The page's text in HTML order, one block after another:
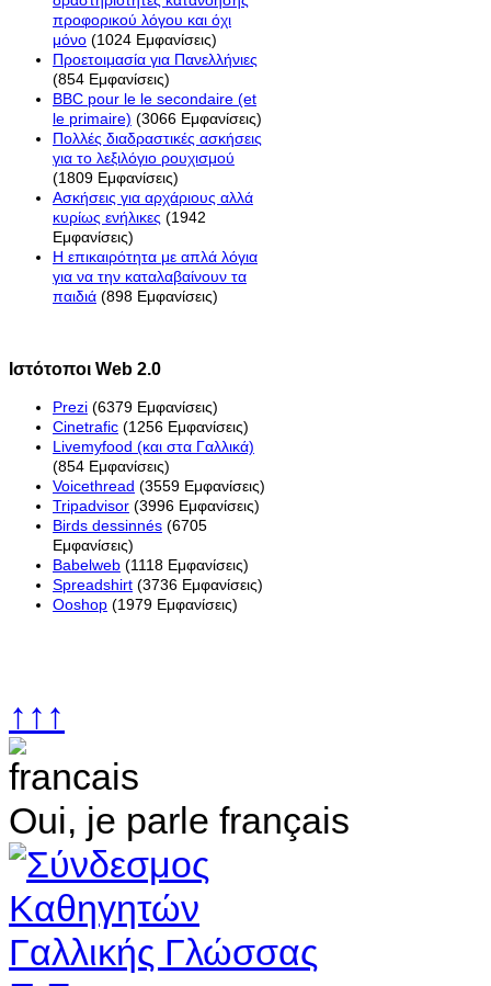
προφορικού λόγου και όχι
μόνο (1024 Εμφανίσεις)
Προετοιμασία για Πανελλήνιες
(854 Εμφανίσεις)
BBC pour le le secondaire (et
le primaire) (3066 Εμφανίσεις)
Πολλές διαδραστικές ασκήσεις
για το λεξιλόγιο ρουχισμού
(1809 Εμφανίσεις)
Ασκήσεις για αρχάριους αλλά
κυρίως ενήλικες (1942
Εμφανίσεις)
Η επικαιρότητα με απλά λόγια
για να την καταλαβαίνουν τα
παιδιά (898 Εμφανίσεις)
Ιστότοποι Web 2.0
Prezi (6379 Εμφανίσεις)
Cinetrafic (1256 Εμφανίσεις)
Livemyfood (και στα Γαλλικά)
(854 Εμφανίσεις)
Voicethread (3559 Εμφανίσεις)
Tripadvisor (3996 Εμφανίσεις)
Birds dessinnés (6705
Εμφανίσεις)
Babelweb (1118 Εμφανίσεις)
Spreadshirt (3736 Εμφανίσεις)
Ooshop (1979 Εμφανίσεις)
↑↑↑
Oui, je parle français